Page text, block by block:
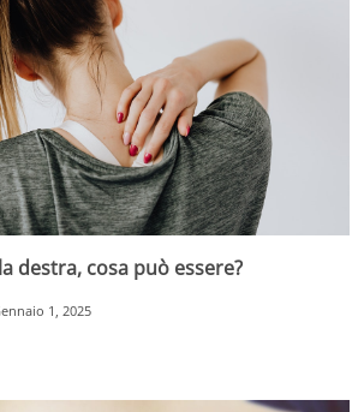
destra, cosa può essere?
1, 2025